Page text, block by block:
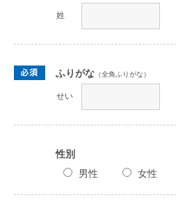
姓
ふりがな （全角ふりがな）
せい
性別
男性
女性